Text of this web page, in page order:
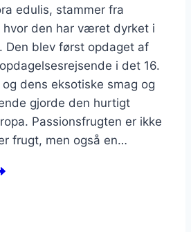
edulis, stammer fra
hvor den har været dyrket i
Den blev først opdaget af
i det 16.
dens eksotiske smag og
gjorde den hurtigt
Passionsfrugten er ikke
frugt, men også en…